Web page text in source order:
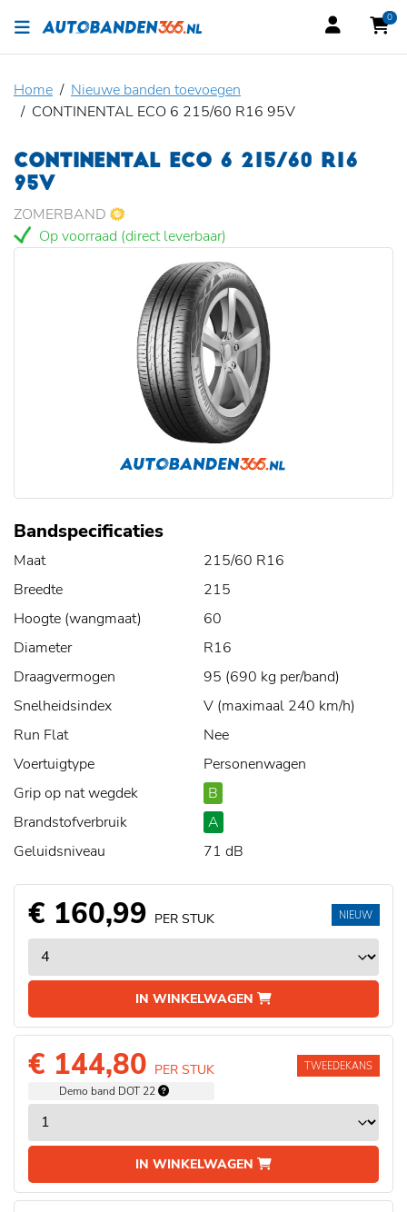
0
Home
Nieuwe banden toevoegen
CONTINENTAL ECO 6 215/60 R16 95V
CONTINENTAL ECO 6 215/60 R16
95V
ZOMERBAND
Op voorraad (direct leverbaar)
Bandspecificaties
Maat
215/60 R16
Breedte
215
Hoogte (wangmaat)
60
Diameter
R16
Draagvermogen
95 (690 kg per/band)
Snelheidsindex
V (maximaal 240 km/h)
Run Flat
Nee
Voertuigtype
Personenwagen
Grip op nat wegdek
B
Brandstofverbruik
A
Geluidsniveau
71 dB
€ 160,99 PER STUK
IN WINKELWAGEN
NIEUW
€ 144,80 PER STUK
Demo band DOT 22
IN WINKELWAGEN
TWEEDEKANS